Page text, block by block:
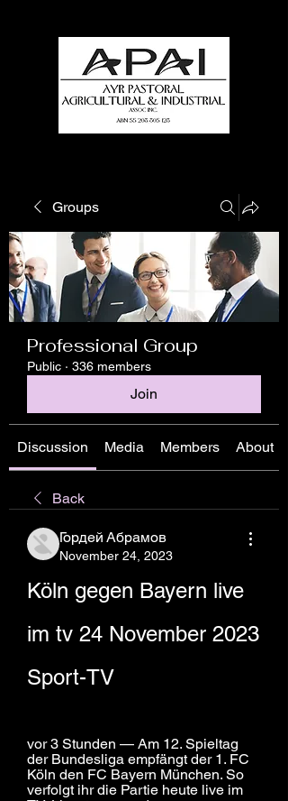
Groups
Professional Group
Public · 336 members
Join
Discussion Media Members About
Back
Гордей Абрамов
November 24, 2023
Köln gegen Bayern live
im tv 24 November 2023
Sport-TV
vor 3 Stunden — Am 12. Spieltag
der Bundesliga empfängt der 1. FC
Köln den FC Bayern München. So
verfolgt ihr die Partie heute live im